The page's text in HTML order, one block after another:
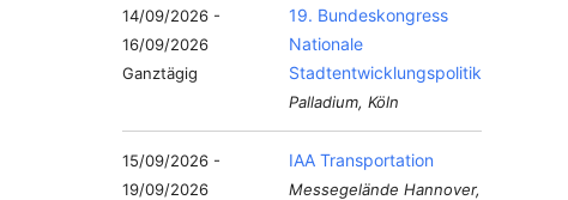
14/09/2026 -
16/09/2026
Ganztägig
19. Bundeskongress
Nationale
Stadtentwicklungspolitik
Palladium, Köln
15/09/2026 -
19/09/2026
IAA Transportation
Messegelände Hannover,